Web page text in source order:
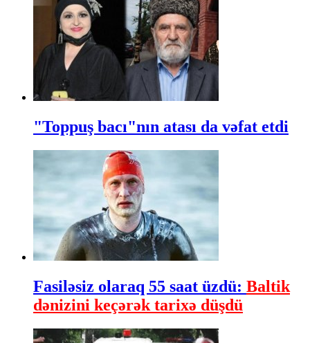
"Toppuş bacı"nın atası da vəfat etdi
Fasiləsiz olaraq 55 saat üzdü: Baltik
dənizini keçərək tarixə düşdü